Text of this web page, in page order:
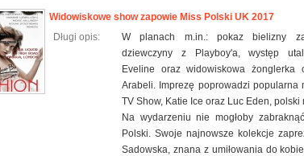
Widowiskowe show zapowie Miss Polski UK 2017
Długi opis:
W planach m.in.: pokaz bielizny
dziewczyny z Playboy'a, występ
Eveline oraz widowiskowa żonglerka
Arabeli. Imprezę poprowadzi popularna
TV Show, Katie Ice oraz Luc Eden, polski
Na wydarzeniu nie mogłoby
Polski. Swoje najnowsze kolekcje
Sadowska, znana z umiłowania do